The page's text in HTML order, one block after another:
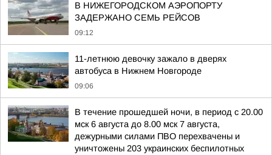
В НИЖЕГОРОДСКОМ АЭРОПОРТУ
ЗАДЕРЖАНО СЕМЬ РЕЙСОВ
09:12
11-летнюю девочку зажало в дверях
автобуса в Нижнем Новгороде
09:06
В течение прошедшей ночи, в период с 20.00
мск 6 августа до 8.00 мск 7 августа,
дежурными силами ПВО перехвачены и
уничтожены 203 украинских беспилотных